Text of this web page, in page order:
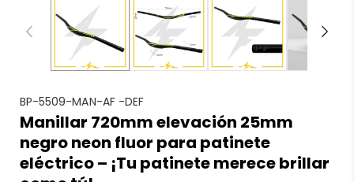
S
K
U
:
BP-5509-MAN-AF -DEF
Manillar 720mm elevación 25mm
negro neon fluor para patinete
eléctrico – ¡Tu patinete merece brillar